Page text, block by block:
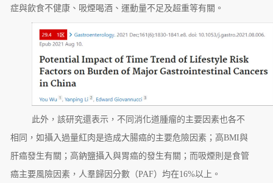
症與飲食不健康、吸煙喝酒、運動量不足及超重等有關。
此外，該研究還表示，不同消化道腫瘤的主要因素也各不
相同，如攝入過量紅肉是造成大腸癌的主要危險因素；高BMI與
肝癌發生有關；高鈉鹽攝入與胃癌的發生有關；而吸煙則是食管
癌主要風險因素，人羣歸因分數（PAF）均在16%以上。